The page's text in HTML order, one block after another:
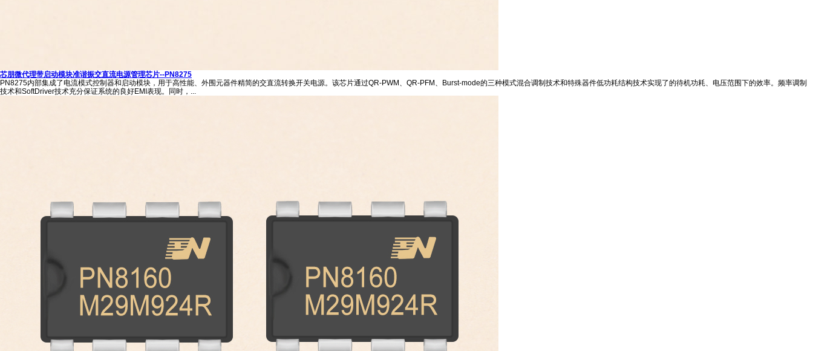
芯朋微代理带启动模块准谐振交直流电源管理芯片--PN8275
PN8275内部集成了电流模式控制器和启动模块，用于高性能、外围元器件精简的交直流转换开关电源。该芯片通过QR-PWM、QR-PFM、Burst-mode的三种模式混合调制技术和特殊器件低功耗结构技术实现了的待机功耗、电压范围下的效率。频率调制
技术和SoftDriver技术充分保证系统的良好EMI表现。同时，...